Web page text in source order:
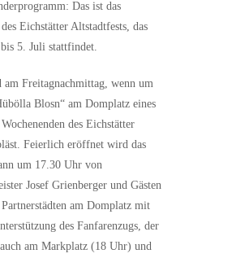
Das ist das
Eichstätter Altstadtfests, das
5. Juli stattfindet.
am Freitagnachmittag, wenn um
Blosn“ am Domplatz eines
des Eichstätter
Feierlich eröffnet wird das
um 17.30 Uhr von
Josef Grienberger und Gästen
Partnerstädten am Domplatz mit
des Fanfarenzugs, der
am Markplatz (18 Uhr) und